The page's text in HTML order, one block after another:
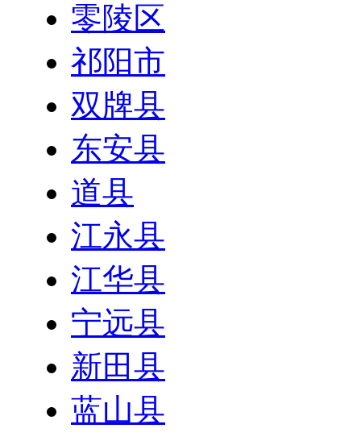
零陵区
祁阳市
双牌县
东安县
道县
江永县
江华县
宁远县
新田县
蓝山县